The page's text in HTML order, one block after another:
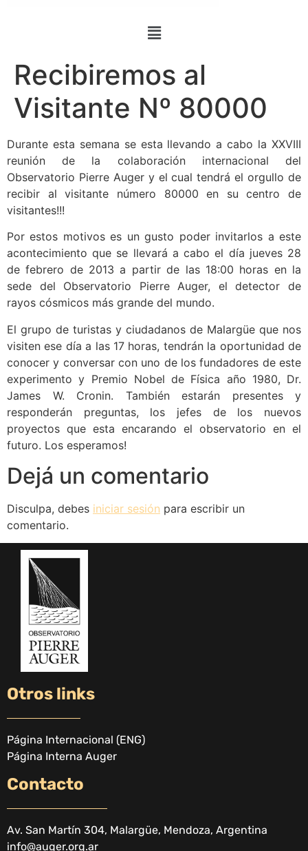
Recibiremos al
Visitante Nº 80000
Durante esta semana se esta llevando a cabo la XXVIII
reunión de la colaboración internacional del
Observatorio Pierre Auger y el cual tendrá el orgullo de
recibir al visitante número 80000 en su centro de
visitantes!!!
Por estos motivos es un gusto poder invitarlos a este
acontecimiento que se llevará a cabo el día jueves 28
de febrero de 2013 a partir de las 18:00 horas en la
sede del Observatorio Pierre Auger, el detector de
rayos cósmicos más grande del mundo.
El grupo de turistas y ciudadanos de Malargüe que nos
visiten ese día a las 17 horas, tendrán la oportunidad de
conocer y conversar con uno de los fundadores de este
experimento y Premio Nobel de Física año 1980, Dr.
James W. Cronin. También estarán presentes y
responderán preguntas, los jefes de los nuevos
proyectos que esta encarando el observatorio en el
futuro. Los esperamos!
Dejá un comentario
Disculpa, debes iniciar sesión para escribir un
comentario.
Otros links
Página Internacional (ENG)
Página Interna Auger
Contacto
Av. San Martín 304, Malargüe, Mendoza, Argentina
info@auger.org.ar